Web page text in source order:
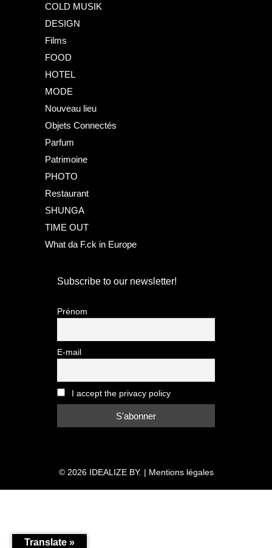
COLD MUSIK
DESIGN
Films
FOOD
HOTEL
MODE
Nouveau lieu
Objets Connectés
Parfum
Patrimoine
PHOTO
Restaurant
SHUNGA
TIME OUT
What da F.ck in Europe
Subscribe to our newsletter!
Prénom
E-mail
I accept the privacy policy
© 2026 IDEALIZE BY. | Mentions légales
Translate »